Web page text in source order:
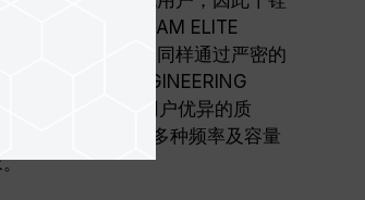
的升级福音。TEAM ELITE
采用高质量颗粒，同样通过严密的
DE-VICE ENGINEERING
规范生产，提供用户优异的质
ELITE 提供多种频率及容量